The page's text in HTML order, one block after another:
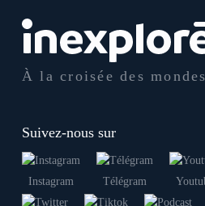
À la croisée des mondes
Suivez-nous sur
Instagram Télégram